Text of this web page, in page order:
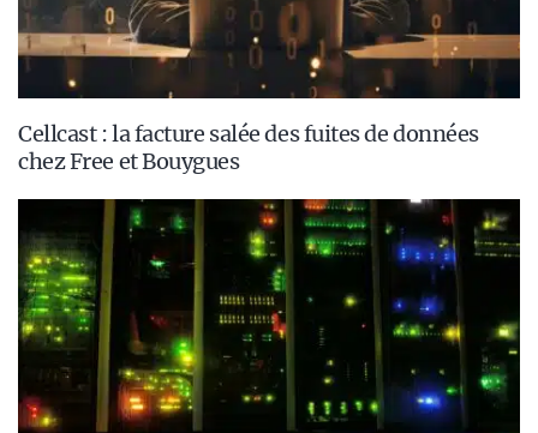
Cellcast : la facture salée des fuites de données
chez Free et Bouygues